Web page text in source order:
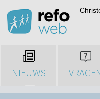
NIEUWS